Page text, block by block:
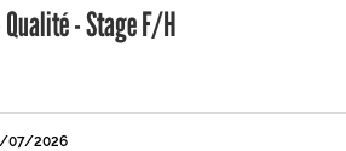
- Stage F/H
07/2026